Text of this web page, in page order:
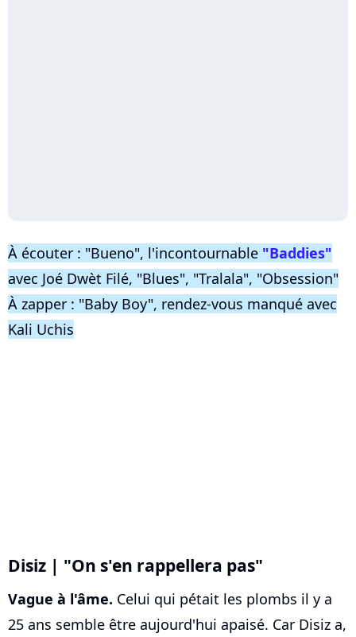
À écouter : "Bueno", l'incontournable "Baddies"
avec Joé Dwèt Filé, "Blues", "Tralala", "Obsession"
À zapper : "Baby Boy", rendez-vous manqué avec
Kali Uchis
Disiz | "On s'en rappellera pas"
Vague à l'âme. Celui qui pétait les plombs il y a
25 ans semble être aujourd'hui apaisé. Car Disiz a,